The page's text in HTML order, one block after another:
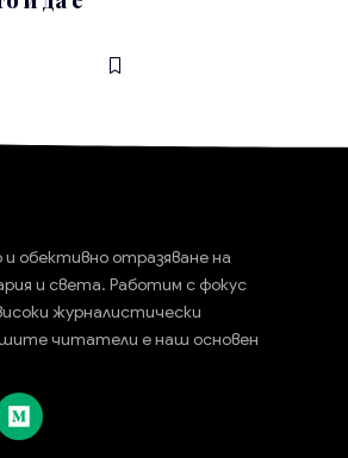
обективно отразяване на
и света. Работим с фокус
журналистически
читатели е наш основен